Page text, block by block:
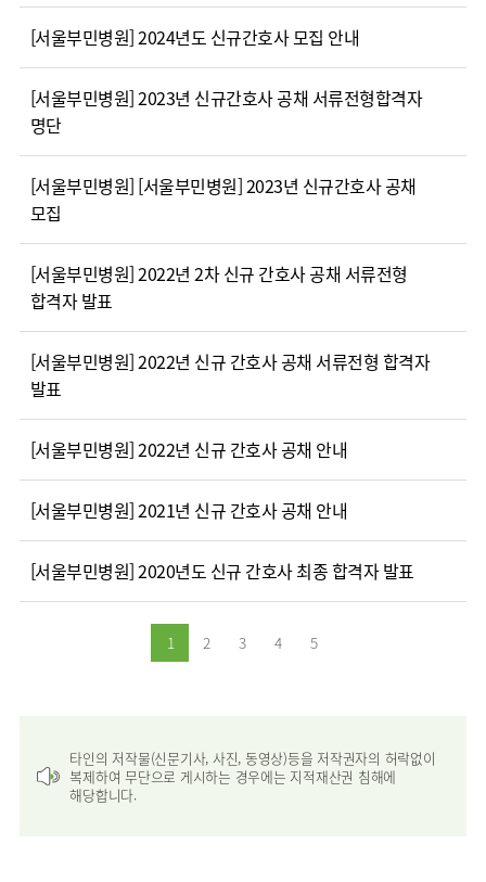
서울
스포츠재활센터
외상골절센터
국제진료센터
소아골절센터
류마티스내과
감염내과
신경과
소아청소년과
산부인과
비뇨의학과
마취통증의학과
영상의학과
진단검사의학과
비대면진료
FAQ
증명서재발급
연구교육
40주년
역사관
글로벌
연혁
조직도
오시는길
의료진
소개
외래진료
안내
CHI
[서울부민병원] 2024년도 신규간호사 모집 안내
[서울부민병원] 2023년 신규간호사 공채 서류전형합격자
명단
[서울부민병원] [서울부민병원] 2023년 신규간호사 공채
모집
[서울부민병원] 2022년 2차 신규 간호사 공채 서류전형
합격자 발표
[서울부민병원] 2022년 신규 간호사 공채 서류전형 합격자
발표
[서울부민병원] 2022년 신규 간호사 공채 안내
[서울부민병원] 2021년 신규 간호사 공채 안내
[서울부민병원] 2020년도 신규 간호사 최종 합격자 발표
1 2 3 4 5
타인의 저작물(신문기사, 사진, 동영상)등을 저작권자의 허락없이
복제하여 무단으로 게시하는 경우에는 지적재산권 침해에
해당합니다.